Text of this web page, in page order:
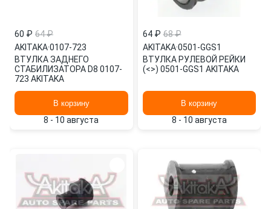
60 ₽ 64 ₽
AKITAKA·0107-723
ВТУЛКА ЗАДНЕГО
СТАБИЛИЗАТОРА D8 0107-
723 AKITAKA
В корзину
8 - 10 августа
64 ₽ 68 ₽
AKITAKA·0501-GGS1
ВТУЛКА РУЛЕВОЙ РЕЙКИ
(<>) 0501-GGS1 AKITAKA
В корзину
8 - 10 августа